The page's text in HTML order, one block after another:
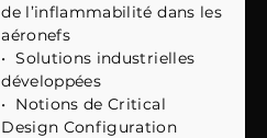
de l’inflammabilité dans les
aéronefs
• Solutions industrielles
développées
•
Notions de Critical
Design Configuration